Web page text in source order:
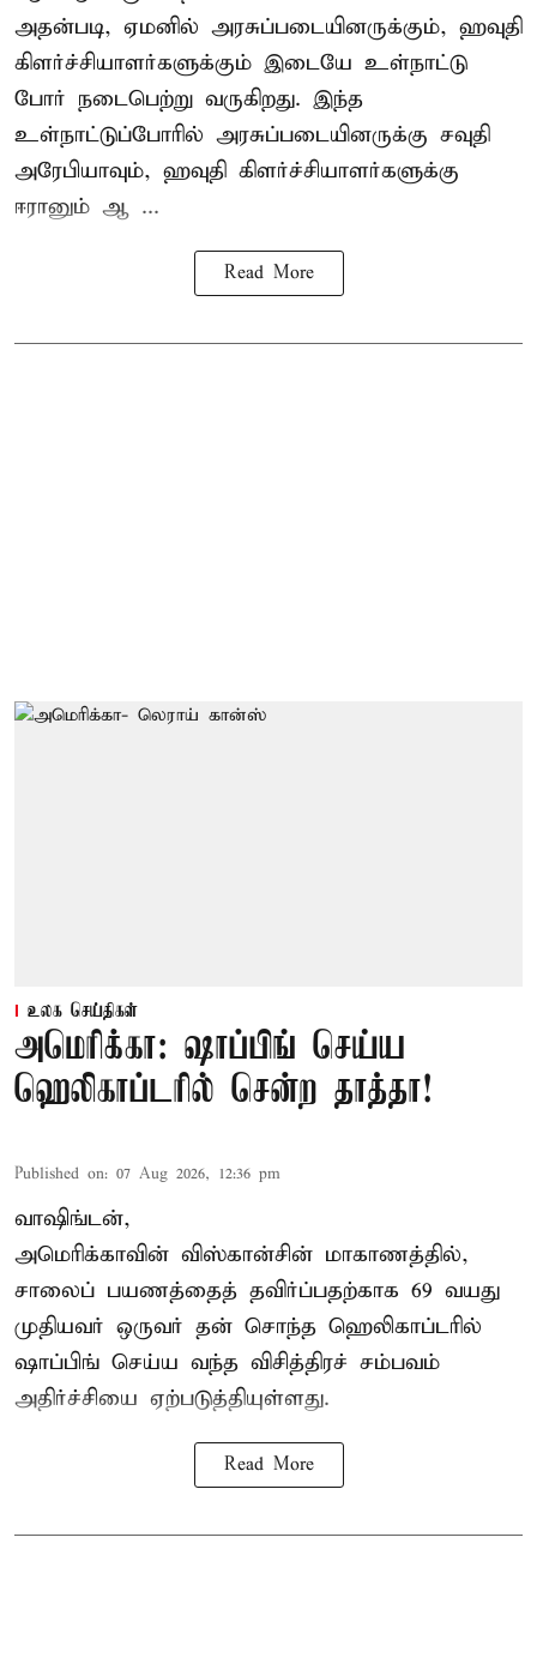
அதன்படி, ஏமனில் அரசுப்படையினருக்கும், ஹவுதி
கிளர்ச்சியாளர்களுக்கும் இடையே உள்நாட்டு
போர் நடைபெற்று வருகிறது. இந்த
உள்நாட்டுப்போரில் அரசுப்படையினருக்கு சவுதி
அரேபியாவும், ஹவுதி கிளர்ச்சியாளர்களுக்கு
ஈரானும் ஆ ...
Read More
உலக செய்திகள்
அமெரிக்கா: ஷாப்பிங் செய்ய
ஹெலிகாப்டரில் சென்ற தாத்தா!
Published on: 07 Aug 2026, 12:36 pm
வாஷிங்டன்,
அமெரிக்காவின் விஸ்கான்சின் மாகாணத்தில்,
சாலைப் பயணத்தைத் தவிர்ப்பதற்காக 69 வயது
முதியவர் ஒருவர் தன் சொந்த ஹெலிகாப்டரில்
ஷாப்பிங் செய்ய வந்த விசித்திரச் சம்பவம்
அதிர்ச்சியை ஏற்படுத்தியுள்ளது.
Read More